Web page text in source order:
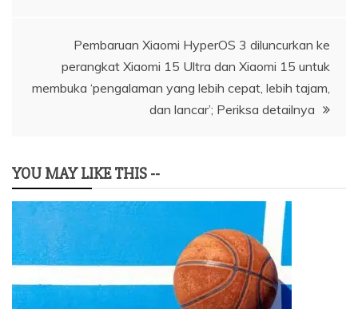
Pembaruan Xiaomi HyperOS 3 diluncurkan ke
perangkat Xiaomi 15 Ultra dan Xiaomi 15 untuk
membuka ‘pengalaman yang lebih cepat, lebih tajam,
dan lancar’; Periksa detailnya
YOU MAY LIKE THIS --